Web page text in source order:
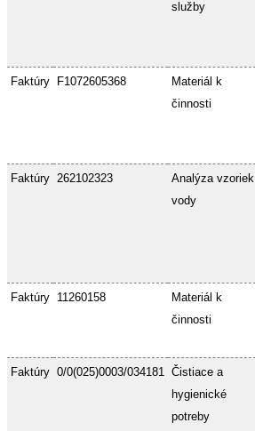
služby
Faktúry F1072605368
Materiál k
činnosti
Faktúry 262102323
Analýza vzoriek
vody
Faktúry 11260158
Materiál k
činnosti
Faktúry 0/0(025)0003/034181 Čistiace a
hygienické
potreby